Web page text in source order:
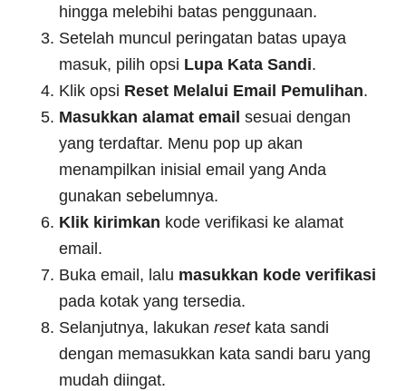
hingga melebihi batas penggunaan.
Setelah muncul peringatan batas upaya
masuk, pilih opsi Lupa Kata Sandi.
Klik opsi Reset Melalui Email Pemulihan.
Masukkan alamat email sesuai dengan
yang terdaftar. Menu pop up akan
menampilkan inisial email yang Anda
gunakan sebelumnya.
Klik kirimkan kode verifikasi ke alamat
email.
Buka email, lalu masukkan kode verifikasi
pada kotak yang tersedia.
Selanjutnya, lakukanreset kata sandi
dengan memasukkan kata sandi baru yang
mudah diingat.